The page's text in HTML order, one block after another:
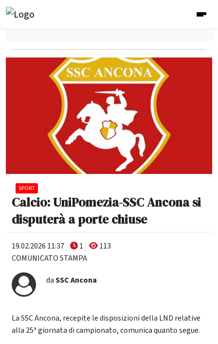
SPORT
Calcio: UniPomezia-SSC Ancona si
disputerà a porte chiuse
19.02.2026 11:37 1
113
COMUNICATO STAMPA
daSSC Ancona
La SSC Ancona, recepite le disposizioni della LND relative
alla 25ª giornata di campionato, comunica quanto segue.